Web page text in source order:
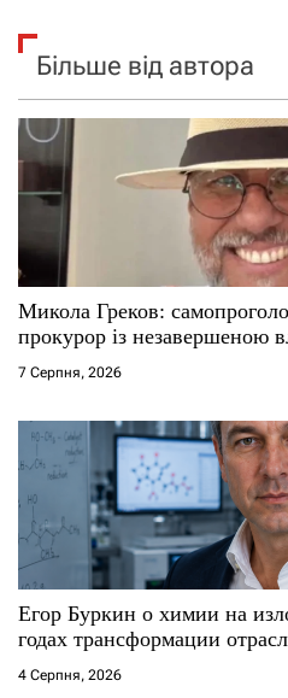
Більше від автора
Микола Греков:
прокурор із незавершеною
7 Серпня, 2026
Егор Буркин о химии на
годах трансформации
4 Серпня, 2026